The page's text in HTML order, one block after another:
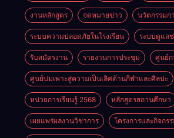
งานหลักสูตร จดหมายข่าว นวัตกรรมก
ระบบความปลอดภัยในโรงเรียน ระบบดูแลช่
รับสมัครงาน รายงานการประชุม ศูนย์ก
ศูนย์บ่มเพาะสู่ความเป็นเลิศด้านกีฬาและศิลปะ
หน่วยการเรียนรู้ 2568 หลักสูตรสถานศึกษา
เผยแพร่ผลงานวิชาการ โครงการและกิจกร